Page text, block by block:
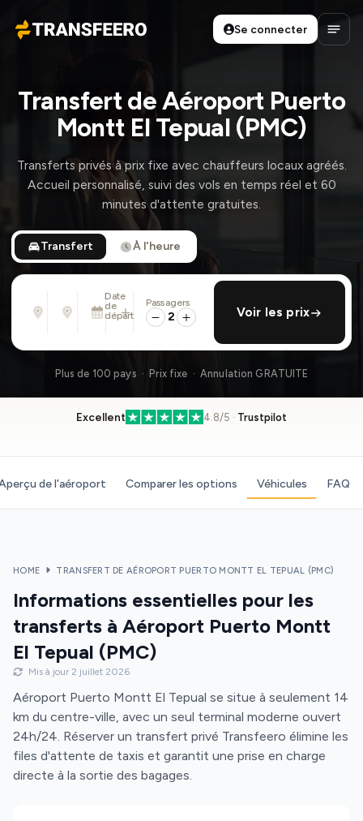
Transfeero
Se connecter
Transfert de Aéroport Puerto
Montt El Tepual (PMC)
Transferts privés à prix fixe avec chauffeurs locaux agréés.
Accueil personnalisé, suivi des vols en temps réel et 60
minutes d'attente gratuites.
Transfert À l'heure
Adresse, aéroport, hôtel, ...
Adresse, aéroport, hôtel, ...
Date
de
départ
Sam. 8 Août · 01:45 PM
ajouter retour
Passagers
2 Voir les prix
Plus de 100 pays · Prix fixe · Annulation GRATUITE
Excellent 4.8/5 · Trustpilot
de l'aéroport Comparer les options Véhicules FAQ
HOME TRANSFERT DE AÉROPORT PUERTO MONTT EL TEPUAL (PMC)
Informations essentielles pour les
transferts à Aéroport Puerto Montt
El Tepual (PMC)
Mis à jour 2 juillet 2026
Aéroport Puerto Montt El Tepual se situe à seulement 14
km du centre-ville, avec un seul terminal moderne ouvert
24h/24. Réserver un transfert privé Transfeero élimine les
files d'attente de taxis et garantit une prise en charge
directe à la sortie des bagages.